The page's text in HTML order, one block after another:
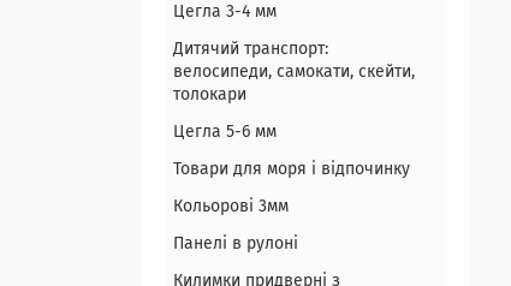
Цегла 3-4 мм
Дитячий транспорт:
велосипеди, самокати, скейти,
толокари
Цегла 5-6 мм
Товари для моря і відпочинку
Кольорові 3мм
Панелі в рулоні
Килимки придверні з